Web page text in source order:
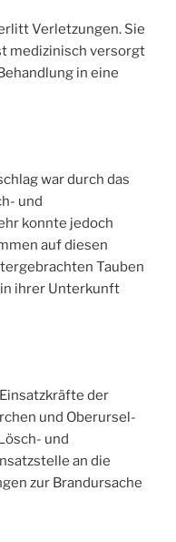
Verletzungen. Sie
medizinisch versorgt
in eine
war durch das
und
konnte jedoch
auf diesen
Tauben
ihrer Unterkunft
der
und Oberursel-
und
an die
zur Brandursache